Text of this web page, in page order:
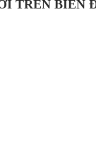
TRÊN BIỂN